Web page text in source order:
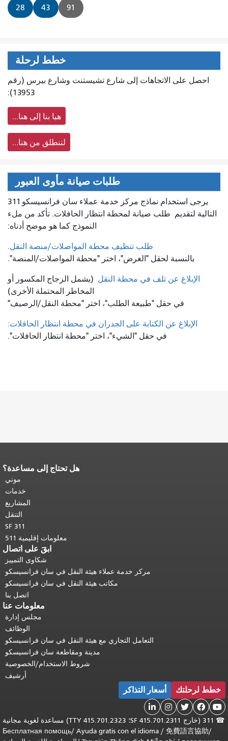
28 43 91
خطط لرحلة
احصل على الاتجاهات إلى شارع تشيستنت وشارع بيرس (رقم
13953):
هيا بنا إلى هنا...
لننطلق من هنا...
طلبات صيانة مأوى العبور
يرجى استخدام نماذج مركز خدمة عملاء سان فرانسيسكو 311
التالية لتقديم طلب صيانة لمحطة انتظار الحافلات. تأكد من ملء
النموذج كما هو موضح أدناه:
طلب تنظيف محطة المواصلات/منصة النقل.
بالنسبة لحقل "الغرض"، اختر "محطة المواصلات/المنصة".
الإبلاغ عن تلف في محطة النقل (يشمل الزجاج المكسور أو
المخاطر المحتملة الأخرى)
في حقل "طبيعة الطلب"، اختر "محطة النقل/الرصيف"
الإبلاغ عن الكتابة على الجدران في محطة انتظار الحافلات:
في حقل "الشيء"، اختر "محطة انتظار الحافلات".
هل تحتاج إلى مساعدة؟
موني
خدمات
المشاريع
التنقل
SF 311
معلومات إقليمية 511
ابقَ على اتصال
شكاوى التمييز
مركز خدمة عملاء هيئة النقل في سان فرانسيسكو
مكاتب هيئة النقل في سان فرانسيسكو
اتصل بنا
معلومات عنا
مجلس إدارة
الوظائف
التعامل التجاري مع هيئة النقل في سان فرانسيسكو
مدينة ومقاطعة سان فرانسيسكو
شروط الاستخدام/الخصوصية
أرشيف
خطط لرحلتك أسعار التذاكر





☎
311 (خارج SF 415.701.2311؛ TTY 415.701.2323) مساعدة لغوية مجانية
/
免費語言協助
/
Ayuda gratis con el idioma
/
Бесплатная помощь